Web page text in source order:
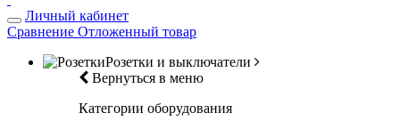
Личный кабинет
Сравнение Отложенный товар
Розетки и выключатели
Вернуться в меню
Категории оборудования